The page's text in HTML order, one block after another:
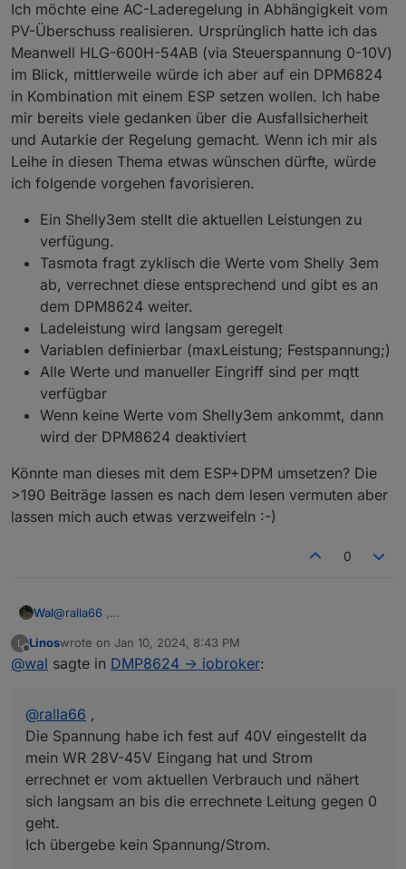
die BAtterie reagiert auf das Register bei tasmota.
Jetzt muss ich nur noch rausfinden, wie ich den
Datenstrom vom Tasmota interpretieren lassen kann.
1008 ist der SOC Wert im, Register
Aber was kommt denn auf die markierte Stelle?
Ich möchte eine AC-Laderegelung in Abhängigkeit vom
PV-Überschuss realisieren. Ursprünglich hatte ich das
Meanwell HLG-600H-54AB (via Steuerspannung 0-10V)
im Blick, mittlerweile würde ich aber auf ein DPM6824
in Kombination mit einem ESP setzen wollen. Ich habe
mir bereits viele gedanken über die Ausfallsicherheit
und Autarkie der Regelung gemacht. Wenn ich mir als
Leihe in diesen Thema etwas wünschen dürfte, würde
ich folgende vorgehen favorisieren.
Ein Shelly3em stellt die aktuellen Leistungen zu
verfügung.
Tasmota fragt zyklisch die Werte vom Shelly 3em
ab, verrechnet diese entsprechend und gibt es an
dem DPM8624 weiter.
Ladeleistung wird langsam geregelt
Variablen definierbar (maxLeistung; Festspannung;)
Alle Werte und manueller Eingriff sind per mqtt
verfügbar
Wenn keine Werte vom Shelly3em ankommt, dann
wird der DPM8624 deaktiviert
Könnte man dieses mit dem ESP+DPM umsetzen? Die
>190 Beiträge lassen es nach dem lesen vermuten aber
lassen mich auch etwas verzweifeln :-)
0
Wal@ralla66
WR 28V-45V Eingang hat und Strom errechnet er vom
aktuellen Verbrauch und nähert sich langsam an bis die
L
Offline
Linoswrote on Jan 10, 2024, 8:43 PM
last edited by
@wal sagte in DMP8624 -> iobroker:
@ralla66 ,
Die Spannung habe ich fest auf 40V eingestellt da
mein WR 28V-45V Eingang hat und Strom
errechnet er vom aktuellen Verbrauch und nähert
sich langsam an bis die errechnete Leitung gegen 0
geht.
Ich übergebe kein Spannung/Strom.